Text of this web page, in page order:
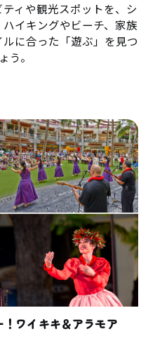
ィや観光スポットを、シ
イキングやビーチ、家族
に合った「遊ぶ」を見つ
う。
ワイキキ＆アラモア